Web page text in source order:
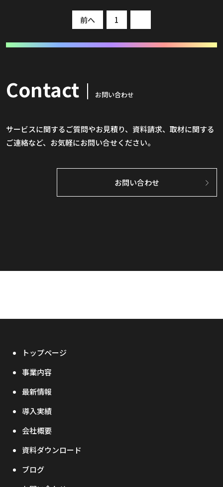
前へ 1
Contact お問い合わせ
サービスに関するご質問やお見積り、資料請求、取材に関する
ご連絡など、お気軽にお問い合せください。
お問い合わせ
トップページ
事業内容
最新情報
導入実績
会社概要
資料ダウンロード
ブログ